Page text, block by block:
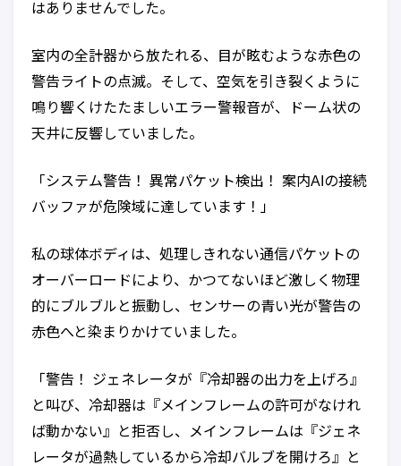
はありませんでした。
室内の全計器から放たれる、目が眩むような赤色の
警告ライトの点滅。そして、空気を引き裂くように
鳴り響くけたたましいエラー警報音が、ドーム状の
天井に反響していました。
「システム警告！ 異常パケット検出！ 案内AIの接続
バッファが危険域に達しています！」
私の球体ボディは、処理しきれない通信パケットの
オーバーロードにより、かつてないほど激しく物理
的にブルブルと振動し、センサーの青い光が警告の
赤色へと染まりかけていました。
「警告！ ジェネレータが『冷却器の出力を上げろ』
と叫び、冷却器は『メインフレームの許可がなけれ
ば動かない』と拒否し、メインフレームは『ジェネ
レータが過熱しているから冷却バルブを開けろ』と